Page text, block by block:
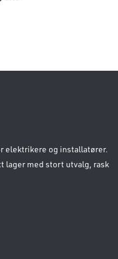
elektrikere og installatører.
lager med stort utvalg, rask